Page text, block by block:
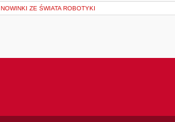
NOWINKI ZE ŚWIATA ROBOTYKI